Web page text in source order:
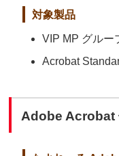
対象製品
VIP MP グルー
Acrobat
Adobe Acrobat